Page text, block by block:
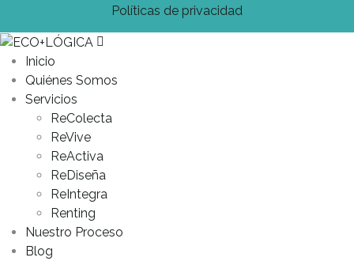
Políticas de privacidad
Inicio
Quiénes Somos
Servicios
ReColecta
ReVive
ReActiva
ReDiseña
ReIntegra
Renting
Nuestro Proceso
Blog